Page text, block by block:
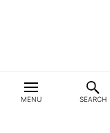
MENU SEARCH